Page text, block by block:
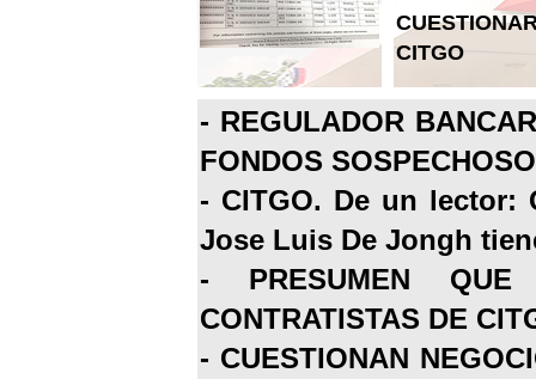
CITGO
- REGULADOR
FONDOS
- CITGO. De un lector:
Jose Luis De Jongh
- PRESUMEN
CONTRATISTAS DE
- CUESTIONAN